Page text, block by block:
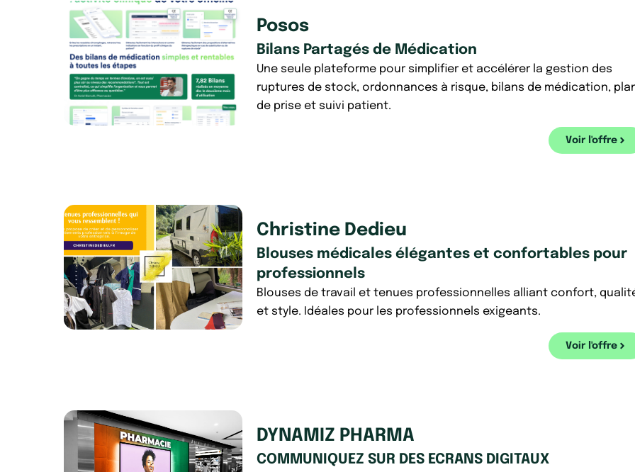
Posos
Bilans Partagés de Médication
Une seule plateforme pour simplifier et accélérer la gestion des
ruptures de stock, ordonnances à risque, bilans de médication,
de prise et suivi patient.
Voir l'offre
Christine Dedieu
Blouses médicales élégantes et confortables pour
professionnels
Blouses de travail et tenues professionnelles alliant confort,
et style. Idéales pour les professionnels exigeants.
Voir l'offre
DYNAMIZ PHARMA
COMMUNIQUEZ SUR DES ECRANS DIGITAUX